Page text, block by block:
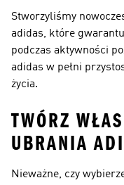
Stworzyliśmy
adidas, które
podczas aktywności
adidas w pełni
życia.
TWÓRZ
UBRANIA
Nieważne, czy